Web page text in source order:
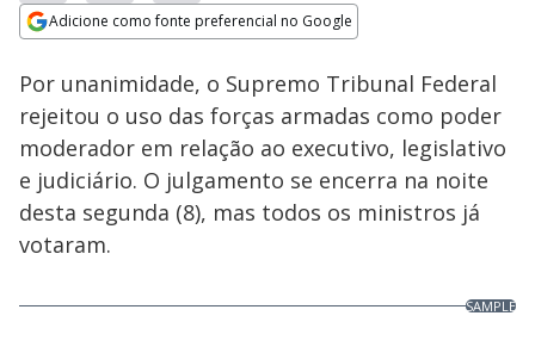
Adicione como fonte preferencial no Google
Play
Video
por Boletim JR 24H
a
window.
This
modal
be
closed
by
the
Rever
Por unanimidade, o Supremo Tribunal Federal
rejeitou o uso das forças armadas como poder
moderador em relação ao executivo, legislativo
e judiciário. O julgamento se encerra na noite
desta segunda (8), mas todos os ministros já
votaram.
SAMPLE